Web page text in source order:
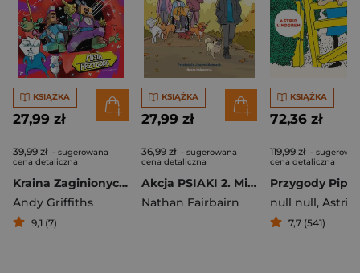
KSIĄŻKA
27,99 zł
39,99 zł - sugerowana
cena detaliczna
Kraina Zaginionych Rzeczy
Andy Griffiths
9,1 (7)
KSIĄŻKA
27,99 zł
36,99 zł - sugerowana
cena detaliczna
Akcja PSIAKI 2. Mindy uczy się dzielić
Nathan Fairbairn
KSIĄŻKA
72,36 zł
119,99 zł -
cena detaliczna
Przygody Pippi
null null, Astrid
7,7 (541)